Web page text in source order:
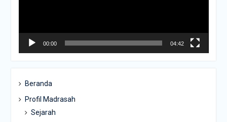
00:00 04:42
Beranda
Profil Madrasah
Sejarah